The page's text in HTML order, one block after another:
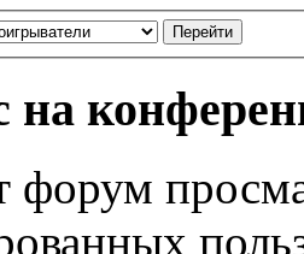
на
форум